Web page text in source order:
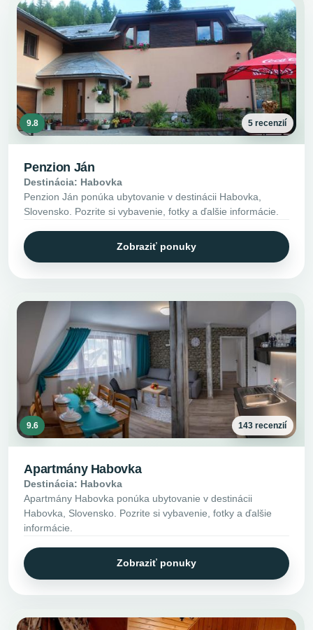
9.8 5 recenzií
Penzion Ján
Destinácia: Habovka
Penzion Ján ponúka ubytovanie v destinácii Habovka,
Slovensko. Pozrite si vybavenie, fotky a ďalšie informácie.
Zobraziť ponuky
9.6 143 recenzií
Apartmány Habovka
Destinácia: Habovka
Apartmány Habovka ponúka ubytovanie v destinácii
Habovka, Slovensko. Pozrite si vybavenie, fotky a ďalšie
informácie.
Zobraziť ponuky